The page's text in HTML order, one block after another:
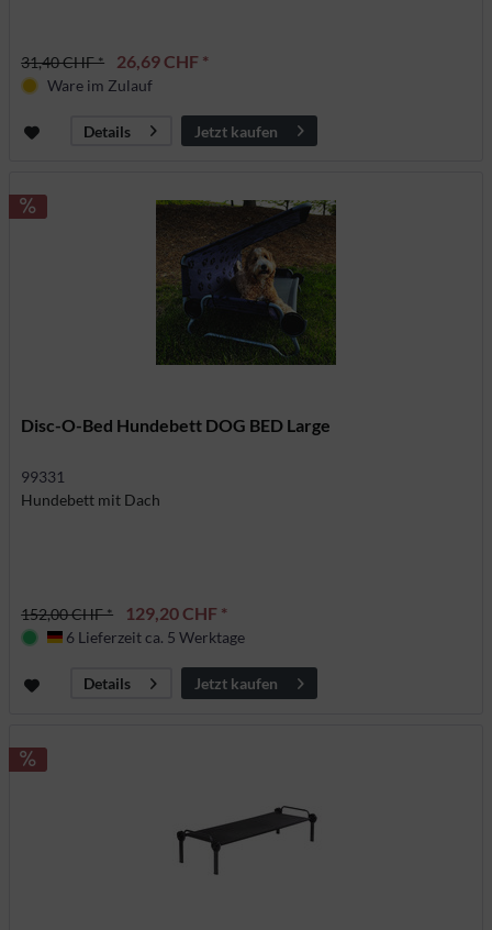
31,40 CHF * 26,69 CHF *
Ware im Zulauf
Details Jetzt kaufen
Disc-O-Bed Hundebett DOG BED Large
99331
Hundebett mit Dach
152,00 CHF * 129,20 CHF *
Deutschland
6 Lieferzeit ca. 5 Werktage
Details Jetzt kaufen